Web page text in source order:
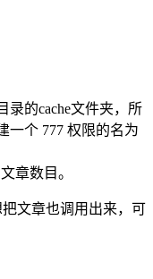
录的cache文件夹，所
一个 777 权限的名为
章数目。
文章也调用出来，可